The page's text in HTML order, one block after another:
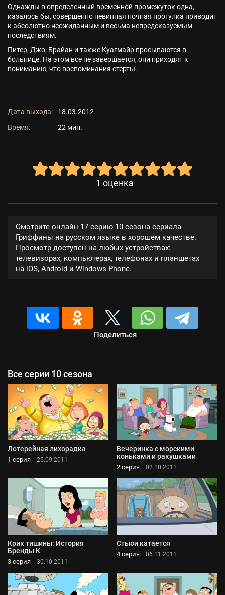
Однажды в определенный временной промежуток одна,
казалось бы, совершенно невинная ночная прогулка приводит
к абсолютно неожиданным и весьма непредсказуемым
последствиям.
Питер, Джо, Брайан и также Куагмайр просыпаются в
больнице. На этом все не завершается, они приходят к
пониманию, что воспоминания стерты.
Дата выхода:
18.03.2012
Время:
22 мин.
1 оценка
Смотрите онлайн 17 серию 10 сезона сериала
Гриффины на русском языке в хорошем качестве.
Просмотр доступен на любых устройствах:
телевизорах, компьютерах, телефонах и планшетах
на iOS, Android и Windows Phone.
Поделиться
Все серии 10 сезона
Лотерейная лихорадка
1 серия 25.09.2011
Вечеринка с морскими
коньками и ракушками
2 серия 02.10.2011
Крик тишины: История
Бренды К
3 серия 30.10.2011
Стьюи катается
4 серия 06.11.2011